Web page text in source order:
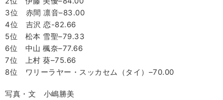
3位 赤間 凛音–83.00
4位 吉沢 恋-82.66
5位 松本 雪聖–79.33
6位 中山 楓奈–77.66
7位 上村 葵–75.66
8位 ワリーラヤー・スッカセム（タイ）–70.00
写真・文 小嶋勝美